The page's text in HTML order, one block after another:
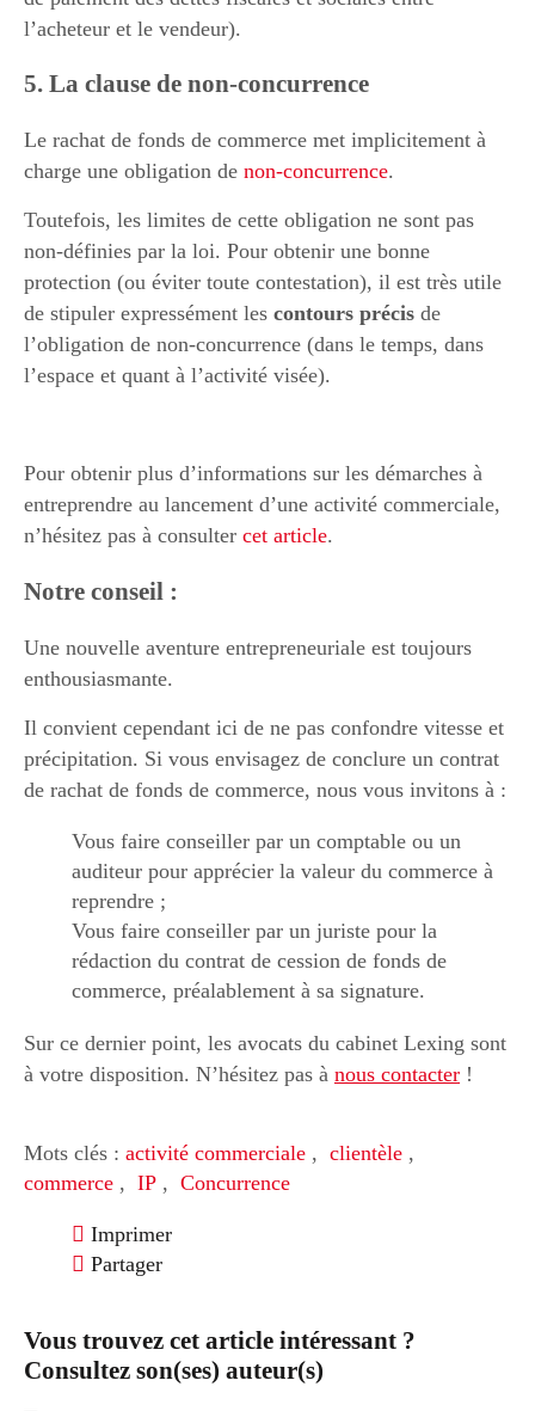
l’acheteur et le vendeur).
5. La clause de non-concurrence
Le rachat de fonds de commerce met implicitement à
charge une obligation de non-concurrence.
Toutefois, les limites de cette obligation ne sont pas
non-définies par la loi. Pour obtenir une bonne
protection (ou éviter toute contestation), il est très utile
de stipuler expressément les contours précis de
l’obligation de non-concurrence (dans le temps, dans
l’espace et quant à l’activité visée).
Pour obtenir plus d’informations sur les démarches à
entreprendre au lancement d’une activité commerciale,
n’hésitez pas à consulter cet article.
Notre conseil :
Une nouvelle aventure entrepreneuriale est toujours
enthousiasmante.
Il convient cependant ici de ne pas confondre vitesse et
précipitation. Si vous envisagez de conclure un contrat
de rachat de fonds de commerce, nous vous invitons à :
Vous faire conseiller par un comptable ou un
auditeur pour apprécier la valeur du commerce à
reprendre ;
Vous faire conseiller par un juriste pour la
rédaction du contrat de cession de fonds de
commerce, préalablement à sa signature.
Sur ce dernier point, les avocats du cabinet Lexing sont
à votre disposition. N’hésitez pas à nous contacter !
Mots clés : activité commerciale , clientèle ,
commerce , IP , Concurrence
Imprimer
Partager
Vous trouvez cet article intéressant ?
Consultez son(ses) auteur(s)